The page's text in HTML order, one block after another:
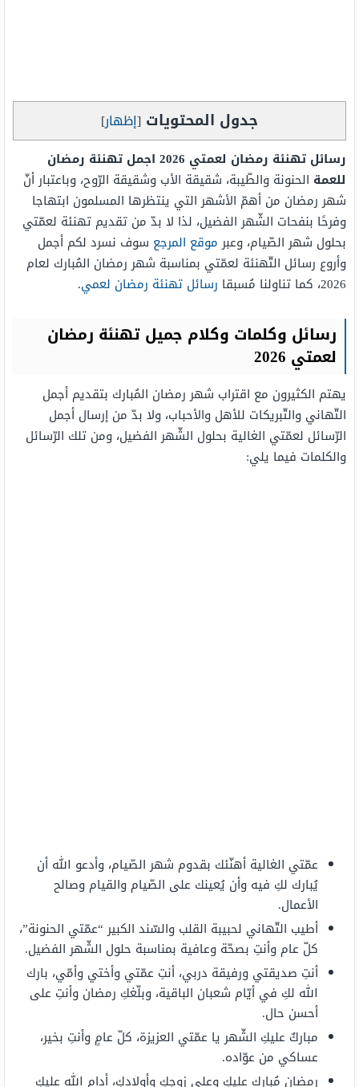
جدول المحتويات [إظهار]
رسائل تهنئة رمضان لعمتي 2026 اجمل تهنئة رمضان
للعمة الحنونة والطّيبة، شقيقة الأب وشقيقة الرّوح، وباعتبار أنّ
شهر رمضان من أهمّ الأشهر التي ينتظرها المسلمون ابتهاجا
وفرحًا بنفحات الشّهر الفضيل، لذا لا بدّ من تقديم تهنئة لعمّتي
بحلول شهر الصّيام، وعبرموقع المرجع سوف نسرد لكم أجمل
وأروع رسائل التّهنئة لعمّتي بمناسبة شهر رمضان المُبارك لعام
2026، كما تناولنا مُسبقا
رسائل تهنئة رمضان لعمي.
رسائل وكلمات وكلام جميل تهنئة رمضان
لعمتي 2026
يهتم الكثيرون مع اقتراب شهر رمضان المُبارك بتقديم أجمل
التّهاني والتّبريكات للأهل والأحباب، ولا بدّ من إرسال أجمل
الرّسائل لعمّتي الغالية بحلول الشّهر الفضيل، ومن تلك الرّسائل
والكلمات فيما يلي:
عمّتي الغالية أهنّئك بقدوم شهر الصّيام، وأدعو الله أن
يُبارك لكِ فيه وأن يُعينك على الصّيام والقيام وصالح
الأعمال.
أطيب التّهاني لحبيبة القلب والسّند الكبير “عمّتي الحنونة”،
كلّ عام وأنتِ بصحّة وعافية بمناسبة حلول الشّهر الفضيل.
أنتِ صديقتي ورفيقة دربي، أنتِ عمّتي وأختي وأمّي، بارك
الله لكِ في أيّام شعبان الباقية، وبلّغكِ رمضان وأنتِ على
أحسن حال.
مباركٌ عليكِ الشّهر يا عمّتي العزيزة، كلّ عامٍ وأنتِ بخير،
عساكي من عوّاده.
رمضان مُبارك عليكِ وعلى زوجكِ وأولادكِ، أدام الله عليكِ